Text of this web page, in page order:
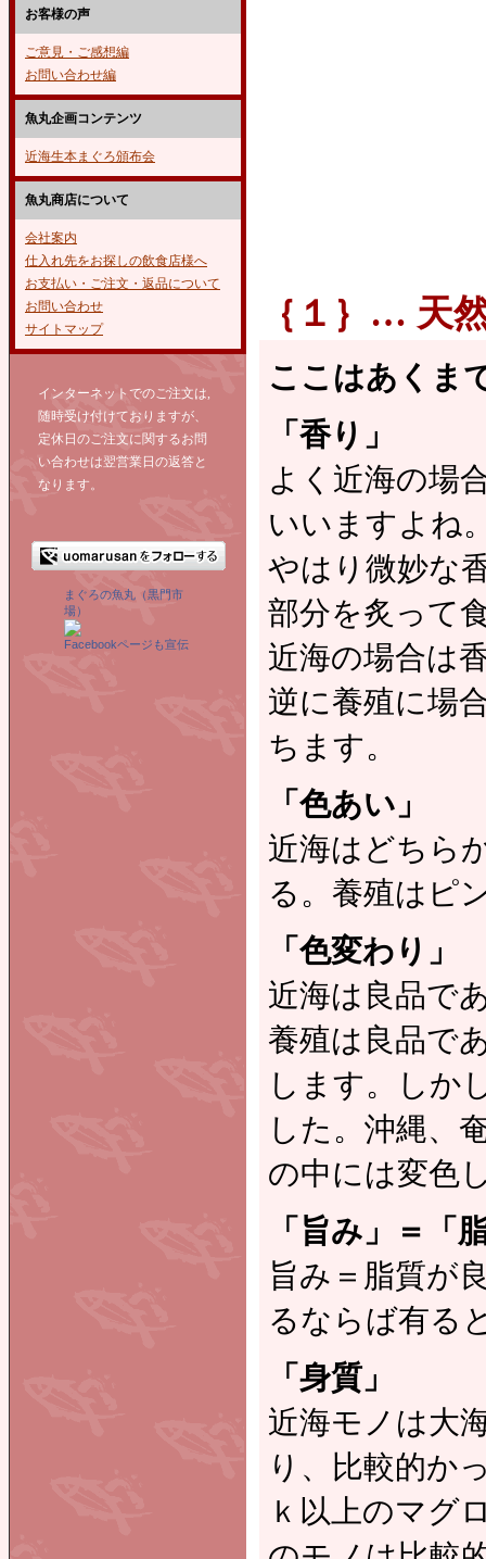
お客様の声
ご意見・ご感想編
お問い合わせ編
魚丸企画コンテンツ
近海生本まぐろ頒布会
魚丸商店について
会社案内
仕入れ先をお探しの飲食店様へ
お支払い・ご注文・返品について
お問い合わせ
サイトマップ
インターネットでのご注文は,
随時受け付けておりますが、
定休日のご注文に関するお問
い合わせは翌営業日の返答と
なります。
まぐろの魚丸（黒門市
場）
Facebookページも宣伝
｛１｝… 天
ここはあくま
「香り」
よく近海の場
いいますよね
やはり微妙な
部分を炙って
近海の場合は
逆に養殖に場
ちます。
「色あい」
近海はどちら
る。養殖はピ
「色変わり」
近海は良品で
養殖は良品で
します。しか
した。沖縄、
の中には変色
「旨み」＝「
旨み＝脂質が
るならば有る
「身質」
近海モノは大
り、比較的か
ｋ以上のマグ